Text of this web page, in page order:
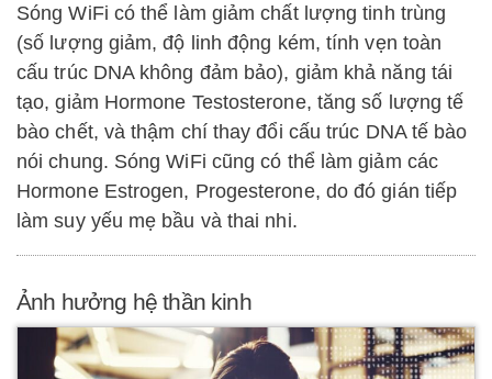
Sóng WiFi có thể làm giảm chất lượng tinh trùng
(số lượng giảm, độ linh động kém, tính vẹn toàn
cấu trúc DNA không đảm bảo), giảm khả năng tái
tạo, giảm Hormone Testosterone, tăng số lượng tế
bào chết, và thậm chí thay đổi cấu trúc DNA tế bào
nói chung. Sóng WiFi cũng có thể làm giảm các
Hormone Estrogen, Progesterone, do đó gián tiếp
làm suy yếu mẹ bầu và thai nhi.
Ảnh hưởng hệ thần kinh